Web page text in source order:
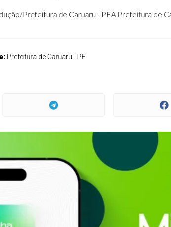
Prefeitura de Caruaru - PEA Prefeitura de
Prefeitura de Caruaru - PE